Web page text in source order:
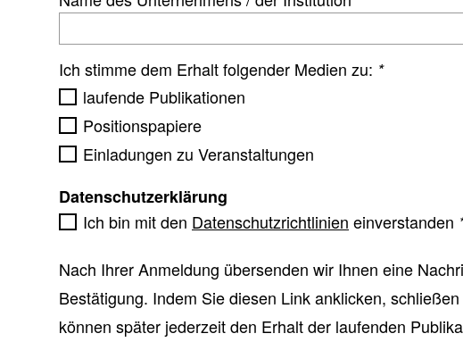
Ich stimme dem Erhalt folgender Medien zu: *
laufende Publikationen
Positionspapiere
Einladungen zu Veranstaltungen
Daten­schutz­er­klä­rung
Ich bin mit den Datenschutzrichtlinien einverstanden
Nach Ihrer Anmeldung übersenden wir Ihnen eine
Bestätigung. Indem Sie diesen Link anklicken,
können später jederzeit den Erhalt der laufenden